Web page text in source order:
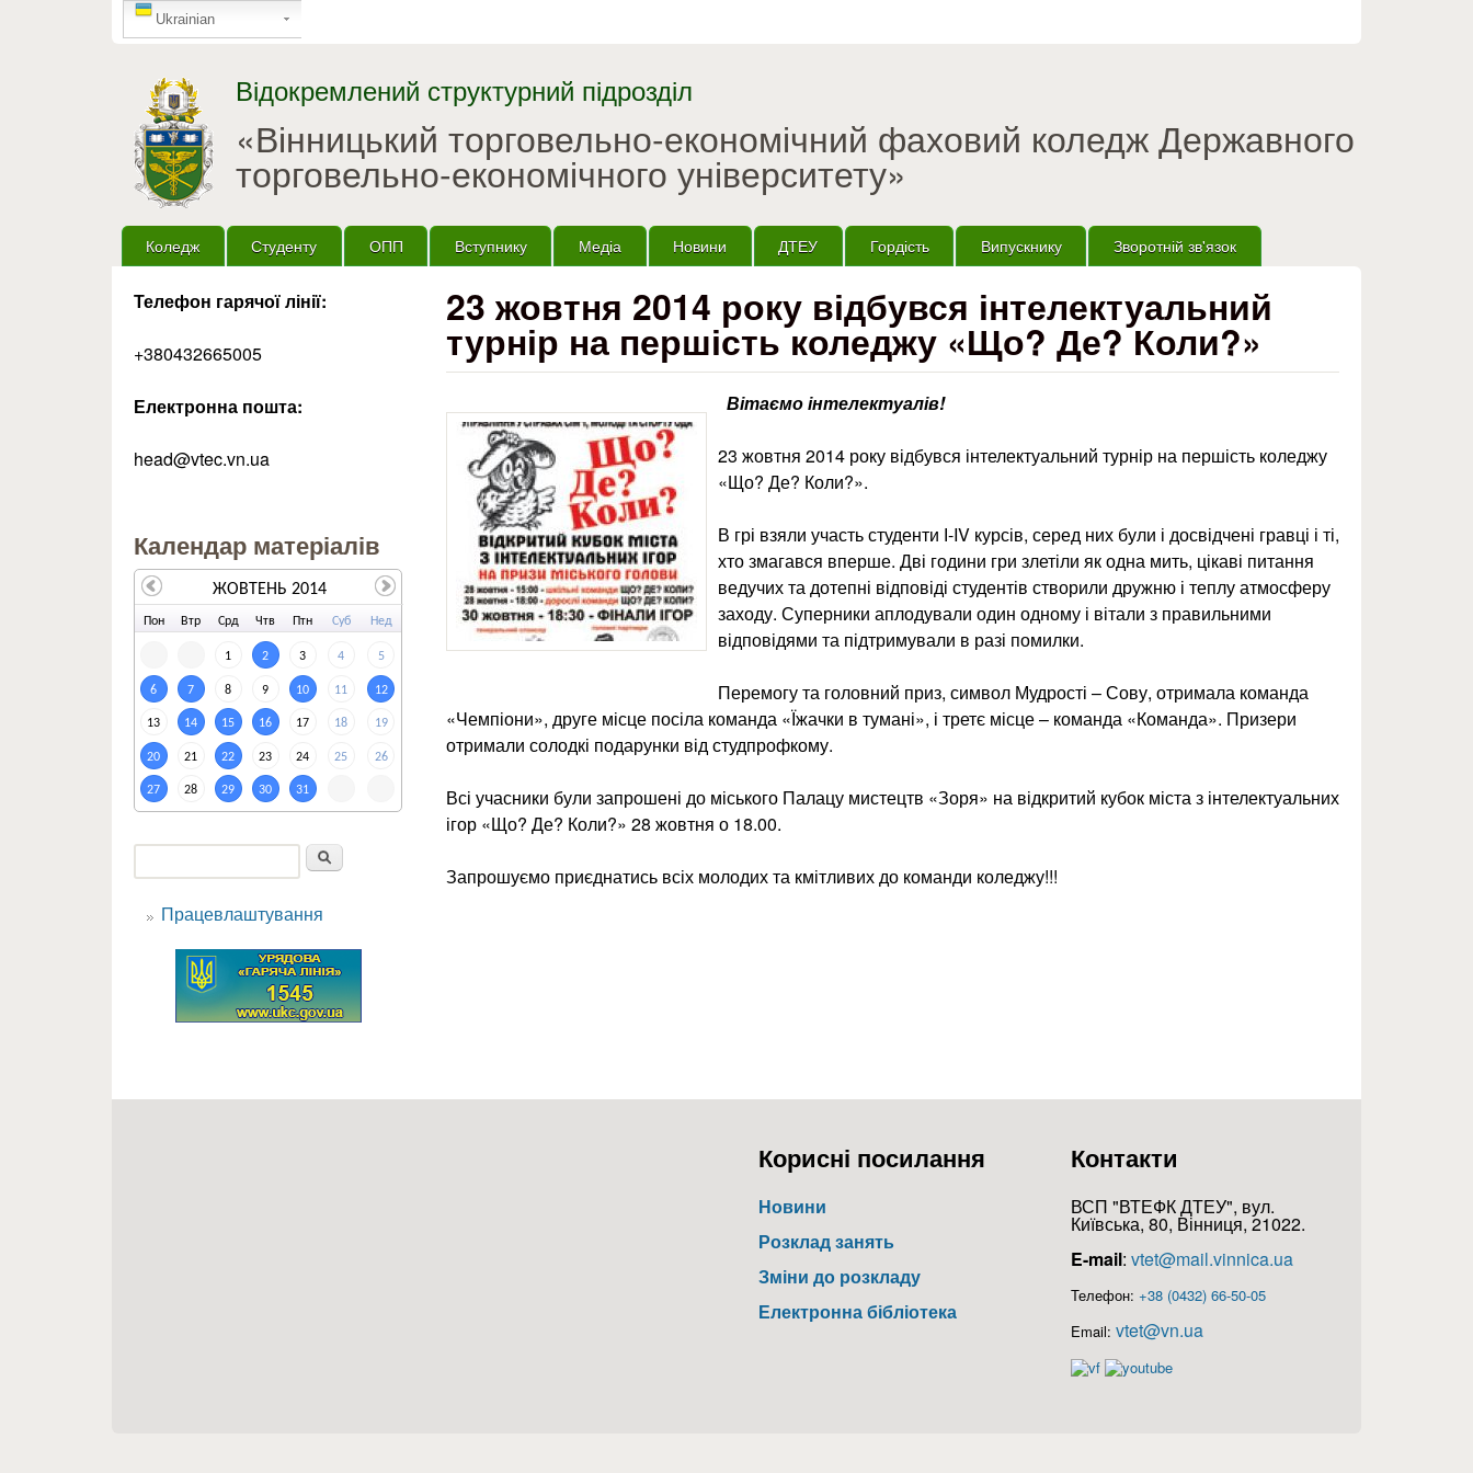
GTranslate
Ukrainian
Відокремлений структурний підрозділ
«Вінницький торговельно-економічний фаховий коледж Державного
торговельно-економічного університету»
Головне меню
Коледж Студенту ОПП Вступнику Медіа Новини ДТЕУ Гордість Випускнику Зворотній зв'язок
23 жовтня 2014 року відбувся інтелектуальний
турнір на першість коледжу «Що? Де? Коли?»
Вітаємо інтелектуалів!
23 жовтня 2014 року відбувся інтелектуальний турнір на першість коледжу
«Що? Де? Коли?».
В грі взяли участь студенти І-IV курсів, серед них були і досвідчені гравці і ті,
хто змагався вперше. Дві години гри злетіли як одна мить, цікаві питання
ведучих та дотепні відповіді студентів створили дружню і теплу атмосферу
заходу. Суперники аплодували один одному і вітали з правильними
відповідями та підтримували в разі помилки.
Перемогу та головний приз, символ Мудрості – Сову, отримала команда
«Чемпіони», друге місце посіла команда «Їжачки в тумані», і третє місце – команда «Команда». Призери
отримали солодкі подарунки від студпрофкому.
Всі учасники були запрошені до міського Палацу мистецтв «Зоря» на відкритий кубок міста з інтелектуальних
ігор «Що? Де? Коли?» 28 жовтня о 18.00.
Запрошуємо приєднатись всіх молодих та кмітливих до команди коледжу!!!
Телефон гарячої лінії:
+380432665005
Електронна пошта:
head@vtec.vn.ua
Календар матеріалів
Пон Втр Срд Чтв Птн Суб Нед
1 2 3 4 5
6 7 8 9 10 11 12
13 14 15 16 17 18 19
20 21 22 23 24 25 26
27 28 29 30 31
ЖОВТЕНЬ 2014
Пошукова форма
Працевлаштування
Корисні посилання
Новини
Розклад занять
Зміни до розкладу
Електронна бібліотека
Контакти
ВСП "ВТЕФК ДТЕУ", вул.
Київська, 80, Вінниця, 21022.
E-mail: vtet@mail.vinnica.ua
Телефон: +38 (0432) 66-50-05
Email: vtet@vn.ua